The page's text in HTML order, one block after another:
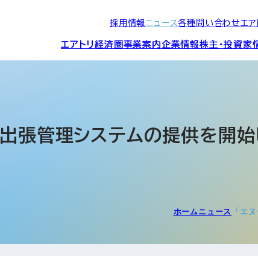
採用情報ニュース各種問い合わせ エ
エアトリ経済圏 事業案内
ス事業
Wi-Fi
ーム事業・
企業情報
プロフィール
プロフ
株主・投資家
よくあ
ホームニュース 「エ
張管理システムの提供を開始